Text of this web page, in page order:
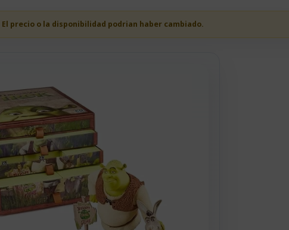
El precio o la disponibilidad podrian haber cambiado.